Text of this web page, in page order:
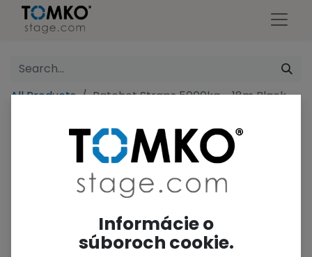
All Products Ratchet Straps 5000kg - 18m Black
Informácie o
súboroch cookie.